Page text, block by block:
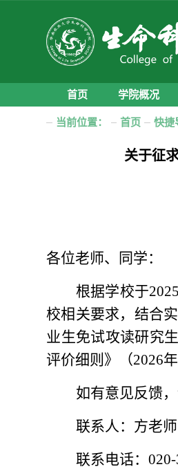
首页 学院概况
当前位置： 首页 快捷
关于征
各位老师、同学：
根据学校于
校相关要求，结合
业生免试攻读研究
评价细则》（2026
如有意见反馈
联系人：方老师
联系电话：